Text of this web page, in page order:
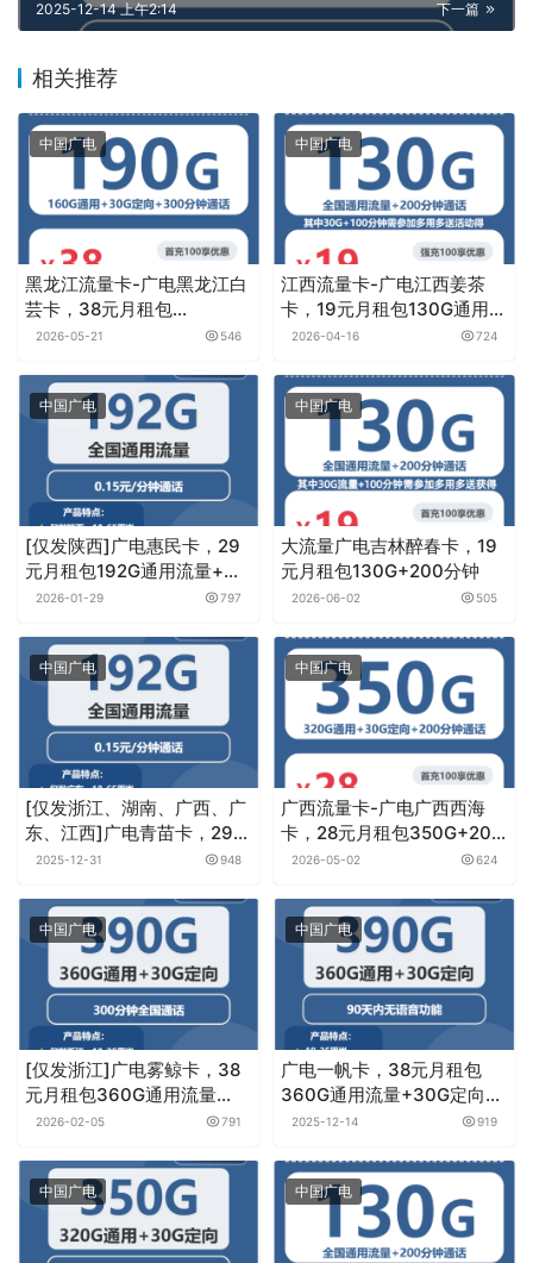
下一篇
2025-12-14 上午2:14
相关推荐
中国广电
黑龙江流量卡-广电黑龙江白
芸卡，38元月租包
190G+300分钟
2026-05-21 546
中国广电
江西流量卡-广电江西姜茶
卡，19元月租包130G通用流
量+200分钟通话
2026-04-16 724
中国广电
[仅发陕西]广电惠民卡，29
元月租包192G通用流量+通
话0.15元月租/分钟
2026-01-29 797
中国广电
大流量广电吉林醉春卡，19
元月租包130G+200分钟
2026-06-02 505
中国广电
[仅发浙江、湖南、广西、广
东、江西]广电青苗卡，29元
月租包192G通用流量+通话
2025-12-31 948
中国广电
广西流量卡-广电广西西海
卡，28元月租包350G+200
分钟
2026-05-02 624
中国广电
[仅发浙江]广电雾鲸卡，38
元月租包360G通用流量
+30G定向流量+300分钟通
2026-02-05 791
中国广电
广电一帆卡，38元月租包
360G通用流量+30G定向流
量+无语音功能
2025-12-14 919
中国广电 中国广电